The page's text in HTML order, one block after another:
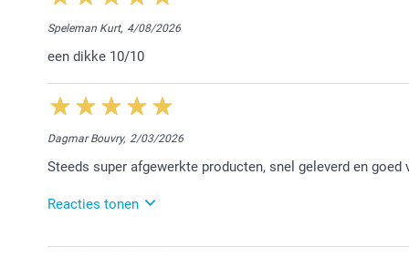
Speleman Kurt, 4/08/2026
een dikke 10/10
Dagmar Bouvry, 2/03/2026
Steeds super afgewerkte producten, snel geleverd en goed
Reacties tonen
31/03/2026